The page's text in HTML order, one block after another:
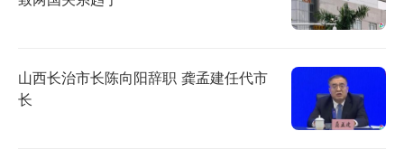
山西长治市长陈向阳辞职 龚孟建任代市
长